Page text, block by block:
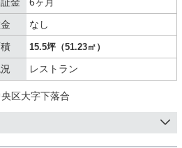
なし
15.5坪（51.23㎡）
レストラン
区大字下落合